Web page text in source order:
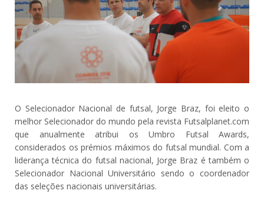
O Selecionador Nacional de futsal, Jorge Braz, foi eleito o
melhor Selecionador do mundo pela revista Futsalplanet.com
que anualmente atribui os Umbro Futsal Awards,
considerados os prémios máximos do futsal mundial. Com a
liderança técnica do futsal nacional, Jorge Braz é também o
Selecionador Nacional Universitário sendo o coordenador
das seleções nacionais universitárias.